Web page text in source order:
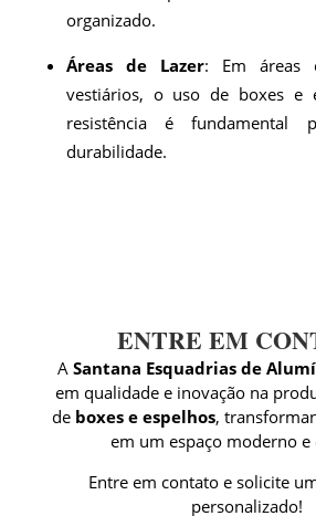
organizado.
Áreas de Lazer: Em áreas
vestiários, o uso de boxes e
resistência é fundamental
durabilidade.
ENTRE EM
ASantana Esquadrias de
em qualidade e inovação na
de boxes e espelhos,
em um espaço moderno e
Entre em contato e solicite
personalizado!